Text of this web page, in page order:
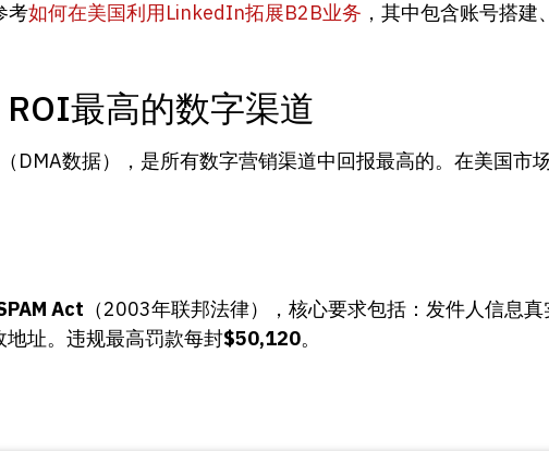
考如何在美国利用LinkedIn拓展B2B业务 ，其中包含账号搭建
最高的数字渠道
DMA数据），是所有数字营销渠道中回报最高的。在美国市
Act （2003年联邦法律），核心要求包括：发件人信息
址。违规最高罚款每封$50,120。